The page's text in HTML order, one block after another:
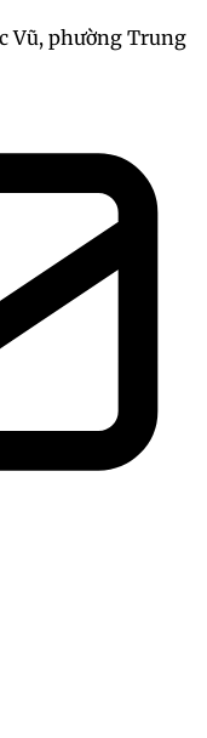
Vũ, phường Trung